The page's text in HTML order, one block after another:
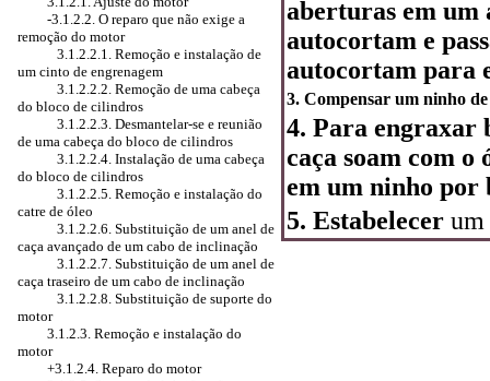
-3.1.2.2. O reparo que não exige a
remoção do motor
3.1.2.2.1. Remoção e instalação de
um cinto de engrenagem
3.1.2.2.2. Remoção de uma cabeça
do bloco de cilindros
3.1.2.2.3. Desmantelar-se e reunião
de uma cabeça do bloco de cilindros
3.1.2.2.4. Instalação de uma cabeça
do bloco de cilindros
3.1.2.2.5. Remoção e instalação do
catre de óleo
3.1.2.2.6. Substituição de um anel de
caça avançado de um cabo de inclinação
3.1.2.2.7. Substituição de um anel de
caça traseiro de um cabo de inclinação
3.1.2.2.8. Substituição de suporte do
motor
3.1.2.3. Remoção e instalação do
motor
+3.1.2.4. Reparo do motor
aberturas em um
autocortam e
autocortam para
3. Compensar um ninho
4. Para engraxar
caça soam com o
em um ninho por
5. Estabelecer um